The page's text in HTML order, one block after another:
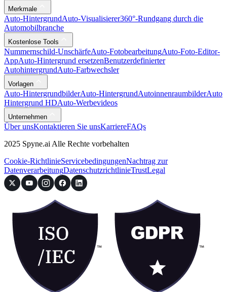
Merkmale
Auto-HintergrundAuto-Visualisierer360°-Rundgang durch die
Automobilbranche
Kostenlose Tools
Nummernschild-UnschärfeAuto-FotobearbeitungAuto-Foto-Editor-
AppAuto-Hintergrund ersetzenBenutzerdefinierter
AutohintergrundAuto-Farbwechsler
Vorlagen
Auto-HintergrundbilderAuto-HintergrundAutoinnenraumbilderAuto
Hintergrund HDAuto-Werbevideos
Unternehmen
Über unsKontaktieren Sie unsKarriereFAQs
2025 Spyne.ai Alle Rechte vorbehalten
Cookie-RichtlinieServicebedingungenNachtrag zur
DatenverarbeitungDatenschutzrichtlinieTrustLegal